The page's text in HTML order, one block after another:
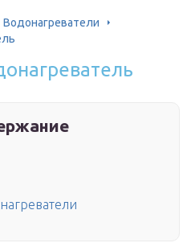
Водонагреватели